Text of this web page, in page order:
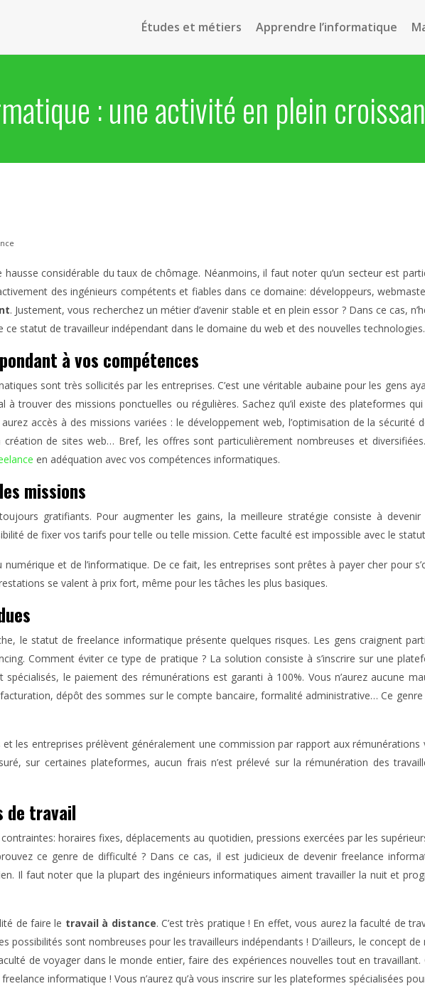
Études et métiers Apprendre l’informatique
: une activité en plein
considérable du taux de chômage. Néanmoins, il faut noter qu’un secteur est
des ingénieurs compétents et fiables dans ce domaine: développeurs,
. Justement, vous recherchez un métier d’avenir stable et en plein essor ? Dans ce cas,
ce statut de travailleur indépendant dans le domaine du web et des nouvelles technologies.
à vos compétences
sont très sollicités par les entreprises. C’est une véritable aubaine pour les gens
à trouver des missions ponctuelles ou régulières. Sachez qu’il existe des plateformes
accès à des missions variées : le développement web, l’optimisation de la sécurité
de sites web… Bref, les offres sont particulièrement nombreuses et
en adéquation avec vos compétences informatiques.
missions
gratifiants. Pour augmenter les gains, la meilleure stratégie consiste à devenir
de fixer vos tarifs pour telle ou telle mission. Cette faculté est impossible avec le
et de l’informatique. De ce fait, les entreprises sont prêtes à payer cher pour
se valent à prix fort, même pour les tâches les plus basiques.
le statut de freelance informatique présente quelques risques. Les gens craignent
Comment éviter ce type de pratique ? La solution consiste à s’inscrire sur une
le paiement des rémunérations est garanti à 100%. Vous n’aurez aucune
dépôt des sommes sur le compte bancaire, formalité administrative… Ce
les entreprises prélèvent généralement une commission par rapport aux rémunérations
sur certaines plateformes, aucun frais n’est prélevé sur la rémunération des
de travail
horaires fixes, déplacements au quotidien, pressions exercées par les
ce genre de difficulté ? Dans ce cas, il est judicieux de devenir freelance
Il faut noter que la plupart des ingénieurs informatiques aiment travailler la nuit et
de faire le travail à distance. C’est très pratique ! En effet, vous aurez la faculté de
possibilités sont nombreuses pour les travailleurs indépendants ! D’ailleurs, le concept
de voyager dans le monde entier, faire des expériences nouvelles tout en
informatique ! Vous n’aurez qu’à vous inscrire sur les plateformes spécialisées